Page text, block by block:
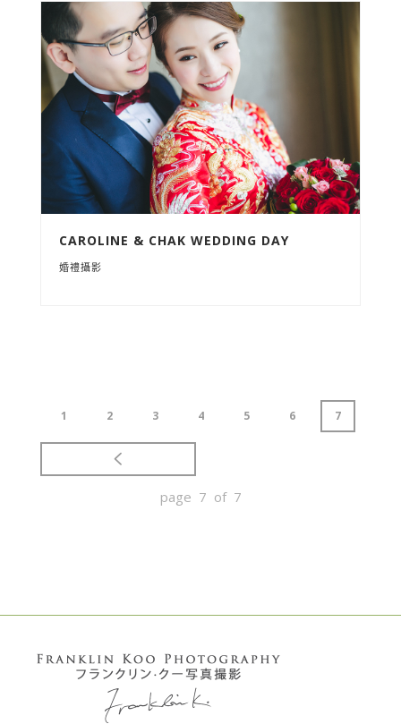
CAROLINE & CHAK WEDDING DAY
婚禮攝影
1 2 3 4 5 6 7
page 7 of 7